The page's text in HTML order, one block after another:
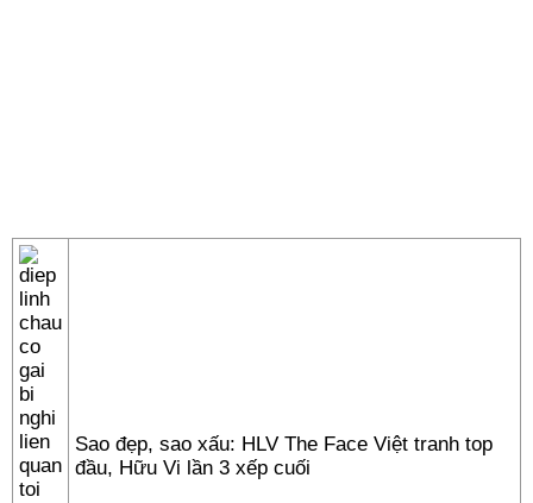
Sao đẹp, sao xấu: HLV The Face Việt tranh top
đầu, Hữu Vi lần 3 xếp cuối